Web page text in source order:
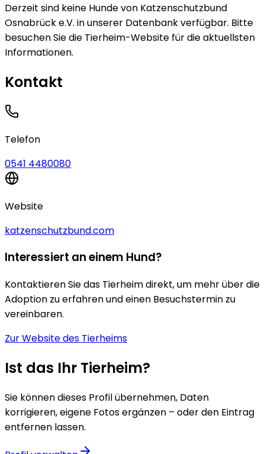
Derzeit sind keine Hundevon Katzenschutzbund
Osnabrück e.V. in unserer Datenbank verfügbar. Bitte
besuchen Sie die Tierheim-Website für die aktuellsten
Informationen.
Kontakt
Telefon
0541 4480080
Website
katzenschutzbund.com
Interessiert an einem Hund?
Kontaktieren Sie das Tierheim direkt, um mehr über die
Adoption zu erfahren und einen Besuchstermin zu
vereinbaren.
Zur Website des Tierheims
Ist das Ihr Tierheim?
Sie können dieses Profil übernehmen, Daten
korrigieren, eigene Fotos ergänzen – oder den Eintrag
entfernen lassen.